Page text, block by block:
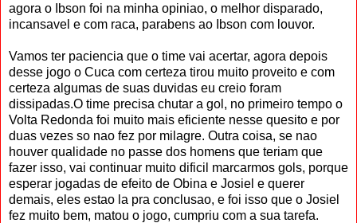
agora o Ibson foi na minha opiniao, o melhor disparado,
incansavel e com raca, parabens ao Ibson com louvor.
Vamos ter paciencia que o time vai acertar, agora depois
desse jogo o Cuca com certeza tirou muito proveito e com
certeza algumas de suas duvidas eu creio foram
dissipadas.O time precisa chutar a gol, no primeiro tempo o
Volta Redonda foi muito mais eficiente nesse quesito e por
duas vezes so nao fez por milagre. Outra coisa, se nao
houver qualidade no passe dos homens que teriam que
fazer isso, vai continuar muito dificil marcarmos gols, porque
esperar jogadas de efeito de Obina e Josiel e querer
demais, eles estao la pra conclusao, e foi isso que o Josiel
fez muito bem, matou o jogo, cumpriu com a sua tarefa.